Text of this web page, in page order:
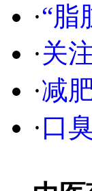
·“脂
·关
·减
·口